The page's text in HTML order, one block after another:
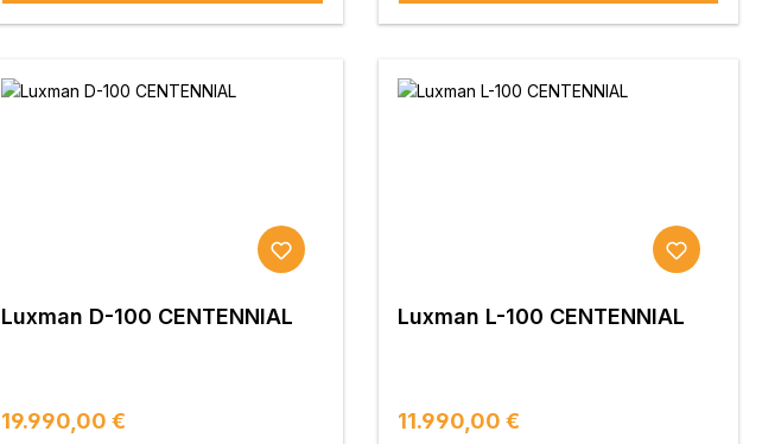
Luxman D-100 CENTENNIAL
Regulärer Preis:
19.990,00 €
Luxman L-100 CENTENNIAL
Regulärer Preis:
11.990,00 €